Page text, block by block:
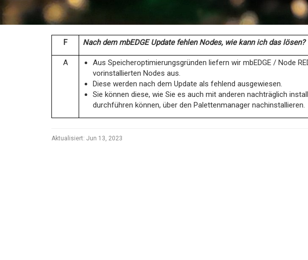
F Nach dem mbEDGE Update fehlen Nodes, wie kann ich das lösen?
A
Aus Speicheroptimierungsgründen liefern wir mbEDGE / Node
vorinstallierten Nodes aus.
Diese werden nach dem Update als fehlend ausgewiesen.
Sie können diese, wie Sie es auch mit anderen nachträglich
durchführen können, über den Palettenmanager nachinstallieren.
Aktualisiert: Jun 13, 2023